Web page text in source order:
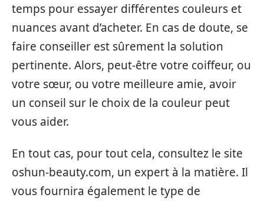
temps pour essayer différentes couleurs et
nuances avant d’acheter. En cas de doute, se
faire conseiller est sûrement la solution
pertinente. Alors, peut-être votre coiffeur, ou
votre sœur, ou votre meilleure amie, avoir
un conseil sur le choix de la couleur peut
vous aider.
En tout cas, pour tout cela, consultez le site
oshun-beauty.com, un expert à la matière. Il
vous fournira également le type de